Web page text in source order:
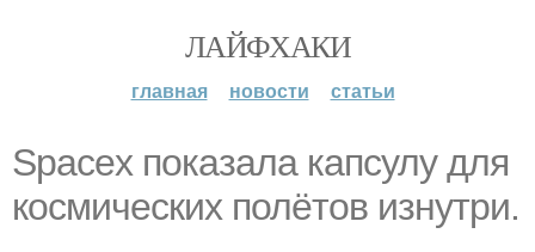
ЛАЙФХАКИ
главная новости статьи
Spacex показала капсулу для
космических полётов изнутри.